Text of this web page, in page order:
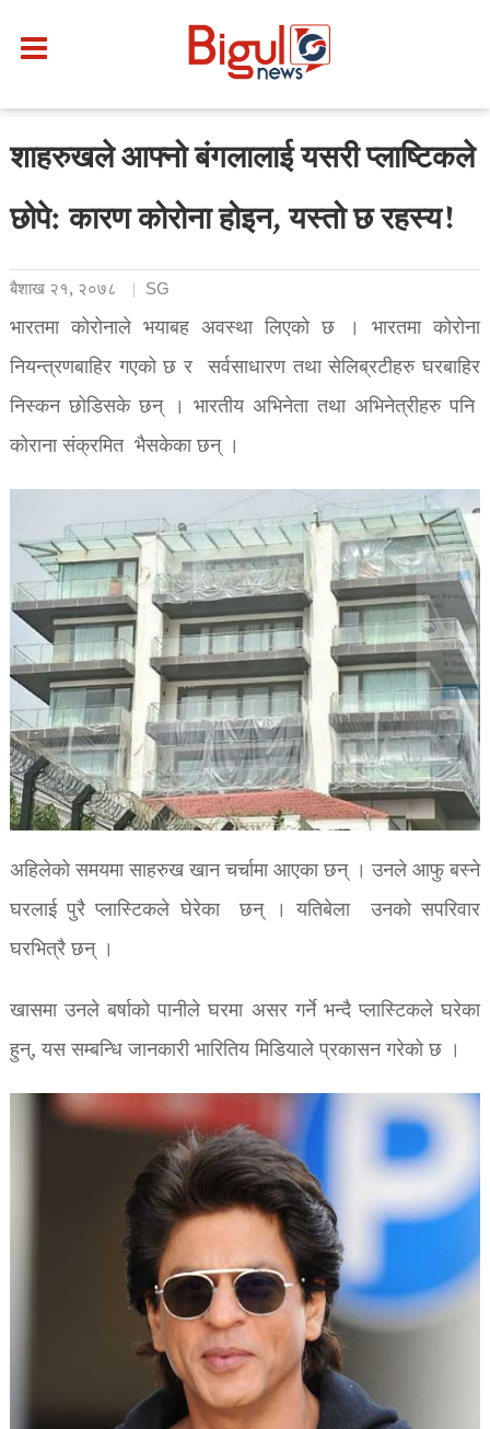
शाहरुखले आफ्नो बंगलालाई यसरी प्लाष्टिकले
छोपे: कारण कोरोना होइन, यस्तो छ रहस्य!
बैशाख २१, २०७८ SG
भारतमा कोरोनाले भयाबह अवस्था लिएको छ । भारतमा कोरोना
नियन्त्रणबाहिर गएको छ र सर्वसाधारण तथा सेलिब्रटीहरु घरबाहिर
निस्कन छोडिसके छन् । भारतीय अभिनेता तथा अभिनेत्रीहरु पनि
कोराना संक्रमित भैसकेका छन् ।
अहिलेको समयमा साहरुख खान चर्चामा आएका छन् । उनले आफु बस्ने
घरलाई पुरै प्लास्टिकले घेरेका छन् । यतिबेला उनको सपरिवार
घरभित्रै छन् ।
खासमा उनले बर्षाको पानीले घरमा असर गर्ने भन्दै प्लास्टिकले घरेका
हुन्, यस सम्बन्धि जानकारी भारितिय मिडियाले प्रकासन गरेको छ ।